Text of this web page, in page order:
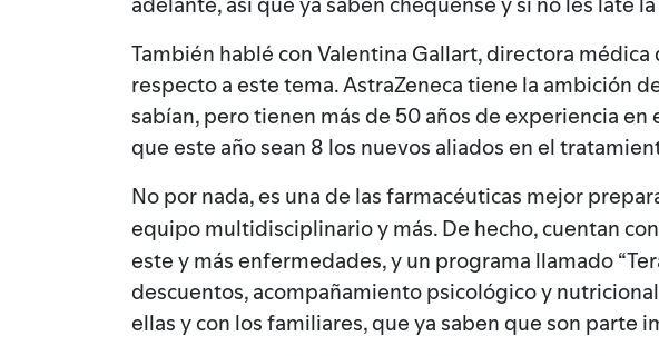
También hablé con Valentina Gallart, directora
respecto a este tema. AstraZeneca tiene la ambición
sabían, pero tienen más de 50 años de experiencia
que este año sean 8 los nuevos aliados en el
No por nada, es una de las farmacéuticas mejor
equipo multidisciplinario y más. De hecho, cuentan
este y más enfermedades, y un programa llamado
descuentos, acompañamiento psicológico y
ellas y con los familiares, que ya saben que son parte